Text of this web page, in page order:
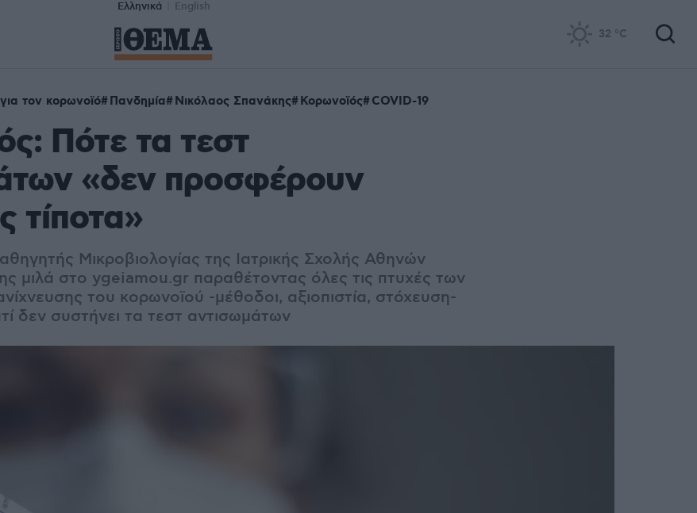
Ελληνικά English
32 °C
τον κορωνοϊό Πανδημία Νικόλαος Σπανάκης Κορωνοϊός COVID-19
Πότε τα τεστ
«δεν προσφέρουν
τίποτα»
Μικροβιολογίας της Ιατρικής Σχολής Αθηνών
μιλά στο ygeiamou.gr παραθέτοντας όλες τις πτυχές των
του κορωνοϊού -μέθοδοι, αξιοπιστία, στόχευση-
δεν συστήνει τα τεστ αντισωμάτων